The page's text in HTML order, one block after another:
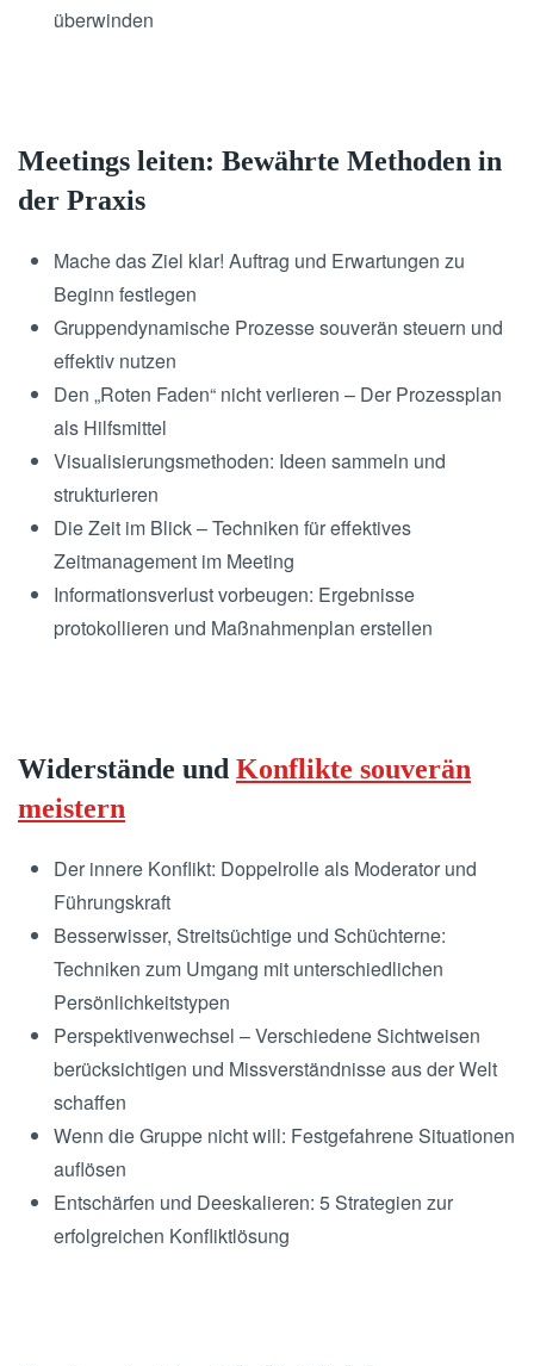
überwinden
Meetings leiten: Bewährte Methoden in
der Praxis
Mache das Ziel klar! Auftrag und Erwartungen zu
Beginn festlegen
Gruppendynamische Prozesse souverän steuern und
effektiv nutzen
Den „Roten Faden“ nicht verlieren – Der Prozessplan
als Hilfsmittel
Visualisierungsmethoden: Ideen sammeln und
strukturieren
Die Zeit im Blick – Techniken für effektives
Zeitmanagement im Meeting
Informationsverlust vorbeugen: Ergebnisse
protokollieren und Maßnahmenplan erstellen
Widerstände und Konflikte souverän
meistern
Der innere Konflikt: Doppelrolle als Moderator und
Führungskraft
Besserwisser, Streitsüchtige und Schüchterne:
Techniken zum Umgang mit unterschiedlichen
Persönlichkeitstypen
Perspektivenwechsel – Verschiedene Sichtweisen
berücksichtigen und Missverständnisse aus der Welt
schaffen
Wenn die Gruppe nicht will: Festgefahrene Situationen
auflösen
Entschärfen und Deeskalieren: 5 Strategien zur
erfolgreichen Konfliktlösung